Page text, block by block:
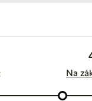
Na